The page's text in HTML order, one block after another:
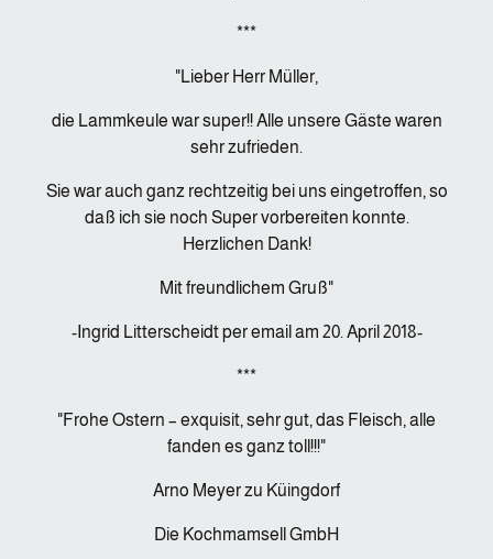
***
"Lieber Herr Müller,
die Lammkeule war super!! Alle unsere Gäste waren
sehr zufrieden.
Sie war auch ganz rechtzeitig bei uns eingetroffen, so
daß ich sie noch Super vorbereiten konnte.
Herzlichen Dank!
Mit freundlichem Gruß"
-Ingrid Litterscheidt per email am 20. April 2018-
***
"Frohe Ostern – exquisit, sehr gut, das Fleisch, alle
fanden es ganz toll!!!"
Arno Meyer zu Küingdorf
Die Kochmamsell GmbH